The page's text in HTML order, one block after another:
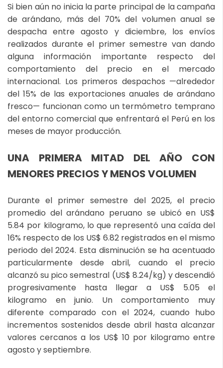
Si bien aún no inicia la parte principal de la campaña
de arándano, más del 70% del volumen anual se
despacha entre agosto y diciembre, los envíos
realizados durante el primer semestre van dando
alguna información importante respecto del
comportamiento del precio en el mercado
internacional. Los primeros despachos —alrededor
del 15% de las exportaciones anuales de arándano
fresco— funcionan como un termómetro temprano
del entorno comercial que enfrentará el Perú en los
meses de mayor producción.
UNA PRIMERA MITAD DEL AÑO CON
MENORES PRECIOS Y MENOS VOLUMEN
Durante el primer semestre del 2025, el precio
promedio del arándano peruano se ubicó en US$
5.84 por kilogramo, lo que representó una caída del
16% respecto de los US$ 6.82 registrados en el mismo
periodo del 2024. Esta disminución se ha acentuado
particularmente desde abril, cuando el precio
alcanzó su pico semestral (US$ 8.24/kg) y descendió
progresivamente hasta llegar a US$ 5.05 el
kilogramo en junio. Un comportamiento muy
diferente comparado con el 2024, cuando hubo
incrementos sostenidos desde abril hasta alcanzar
valores cercanos a los US$ 10 por kilogramo entre
agosto y septiembre.